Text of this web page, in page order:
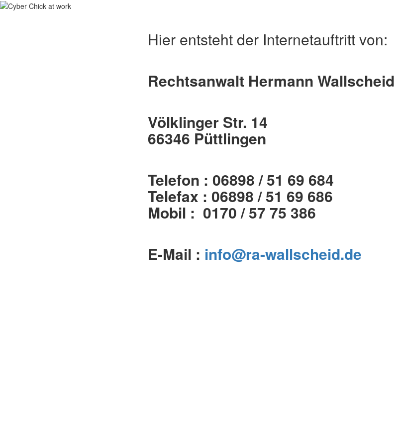
Hier entsteht der Internetauftritt von:
Rechtsanwalt Hermann Wallscheid
Völklinger Str. 14
66346 Püttlingen
Telefon : 06898 / 51 69 684
Telefax : 06898 / 51 69 686
Mobil : 0170 / 57 75 386
E-Mail : info@ra-wallscheid.de